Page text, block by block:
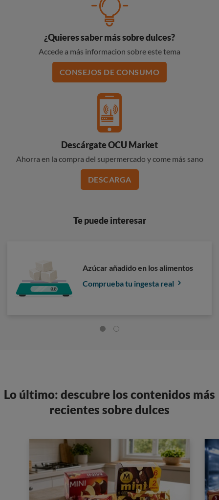
¿Quieres saber más sobre dulces?
Accede a más informacion sobre este tema
CONSEJOS DE CONSUMO
Descárgate OCU Market
Ahorra en la compra del supermercado y come más sano
DESCARGA
Te puede interesar
Azúcar añadido en los alimentos
Comprueba tu ingesta real
Lo último: descubre los contenidos más
recientes sobre dulces